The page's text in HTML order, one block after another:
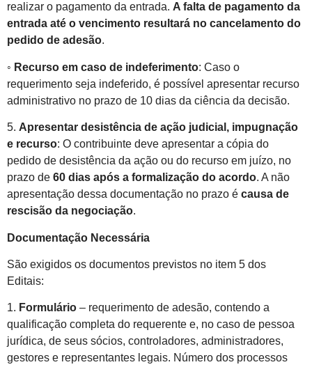
realizar o pagamento da entrada. A falta de pagamento da
entrada até o vencimento resultará no cancelamento do
pedido de adesão.
◦ Recurso em caso de indeferimento: Caso o
requerimento seja indeferido, é possível apresentar recurso
administrativo no prazo de 10 dias da ciência da decisão.
5. Apresentar desistência de ação judicial, impugnação
e recurso: O contribuinte deve apresentar a cópia do
pedido de desistência da ação ou do recurso em juízo, no
prazo de 60 dias após a formalização do acordo. A não
apresentação dessa documentação no prazo é causa de
rescisão da negociação.
Documentação Necessária
São exigidos os documentos previstos no item 5 dos
Editais:
1. Formulário – requerimento de adesão, contendo a
qualificação completa do requerente e, no caso de pessoa
jurídica, de seus sócios, controladores, administradores,
gestores e representantes legais. Número dos processos